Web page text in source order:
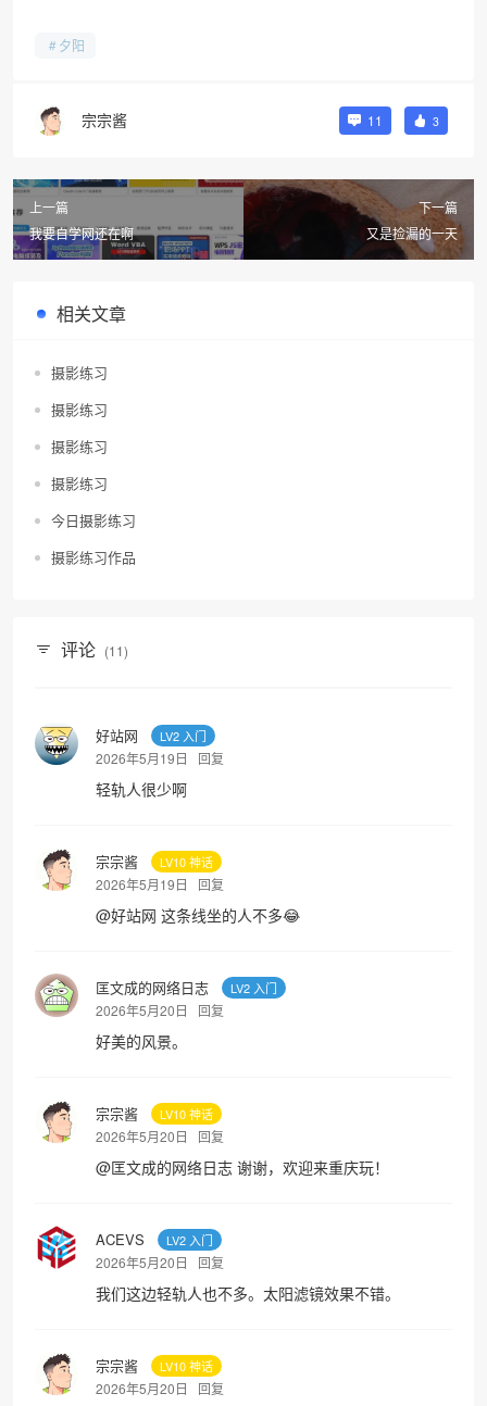
夕阳
宗宗酱 11 3
上一篇
我要自学网还在啊
下一篇
又是捡漏的一天
相关文章
摄影练习
摄影练习
摄影练习
摄影练习
今日摄影练习
摄影练习作品
评论 (11)
好站网 LV2 入门
2026年5月19日 回复
轻轨人很少啊
宗宗酱 LV10 神话
2026年5月19日 回复
@好站网 这条线坐的人不多😂
匡文成的网络日志 LV2 入门
2026年5月20日 回复
好美的风景。
宗宗酱 LV10 神话
2026年5月20日 回复
@匡文成的网络日志 谢谢，欢迎来重庆玩！
ACEVS LV2 入门
2026年5月20日 回复
我们这边轻轨人也不多。太阳滤镜效果不错。
宗宗酱 LV10 神话
2026年5月20日 回复